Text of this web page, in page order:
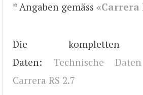
* Angaben gemäss «Carrera
Die kompletten
Daten: Technische
Carrera RS 2.7